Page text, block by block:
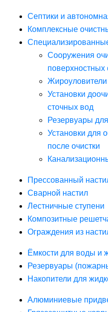
Септики и
Комплексные
Сооружения
поверхностных
Установки
сточных вод
Резервуары
Установки для
после очистки
Прессованный
Сварной настил
Лестничные ступени
Композитные
Ограждения из
Ёмкости для воды и
Резервуары
Накопители для
Алюминиевые